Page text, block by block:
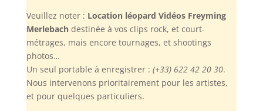
Veuillez noter : Location léopard Vidéos Freyming
Merlebachdestinée à vos clips rock, et court-
métrages, mais encore tournages, et shootings
photos…
Un seul portable à enregistrer : (+33) 622 42 20 30.
Nous intervenons prioritairement pour les artistes,
et pour quelques particuliers.